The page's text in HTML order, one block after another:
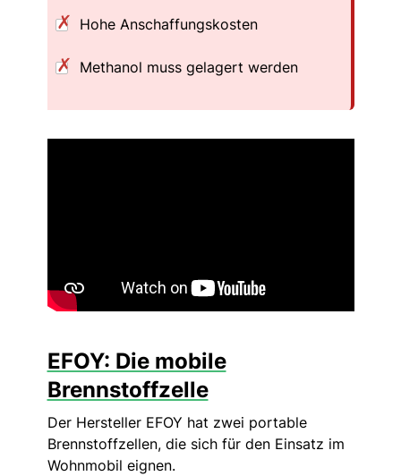
Hohe Anschaffungskosten
Methanol muss gelagert werden
EFOY: Die mobile
Brennstoffzelle
Der Hersteller EFOY hat zwei portable
Brennstoffzellen, die sich für den Einsatz im
Wohnmobil eignen.